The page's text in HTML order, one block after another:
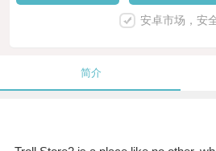
安卓市场，安
简介